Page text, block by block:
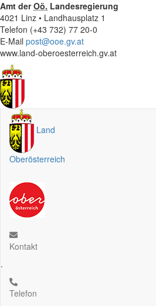
Amt derOö. Landesregierung
4021 Linz • Landhausplatz 1
Telefon (+43 732) 77 20-0
E-Mail post@ooe.gv.at
www.land-oberoesterreich.gv.at
Land
Oberösterreich
Kontakt
.
Telefon